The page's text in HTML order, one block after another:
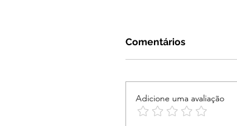
Comentários
Adicione uma avaliação